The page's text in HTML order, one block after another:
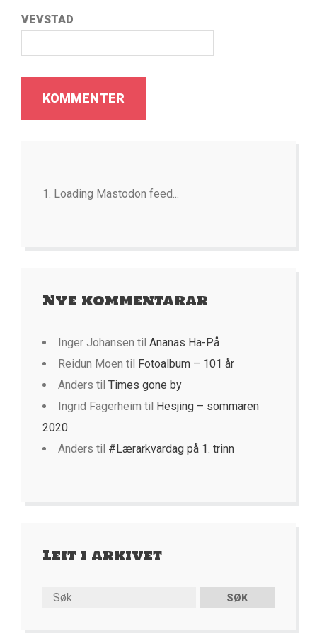
VEVSTAD
Loading Mastodon feed...
Nye kommentarar
Inger Johansen til Ananas Ha-På
Reidun Moen til Fotoalbum – 101 år
Anders til Times gone by
Ingrid Fagerheim til Hesjing – sommaren
2020
Anders til #Lærarkvardag på 1. trinn
Leit i arkivet